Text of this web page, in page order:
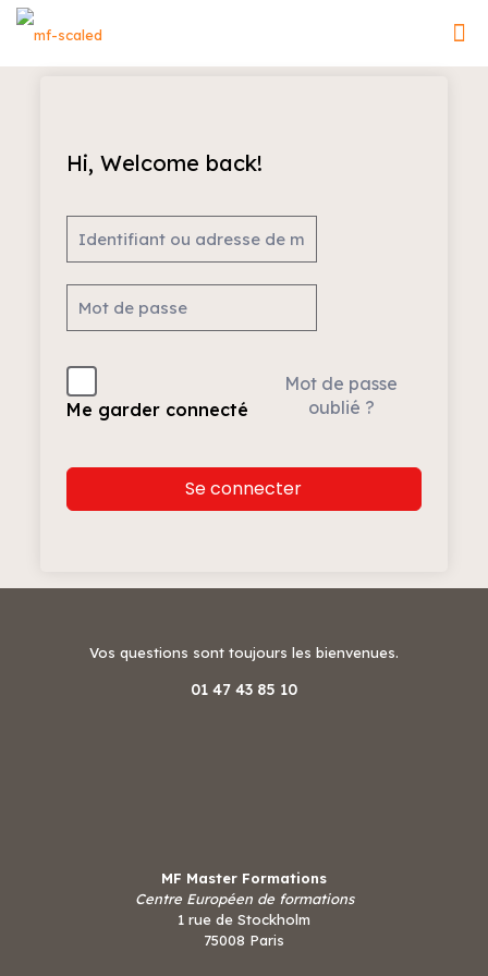
Hi, Welcome back!
Me garder connecté
Mot de passe
oublié ?
Se connecter
Vos questions sont toujours les bienvenues.
01 47 43 85 10
MF Master Formations
Centre Européen de formations
1 rue de Stockholm
75008 Paris